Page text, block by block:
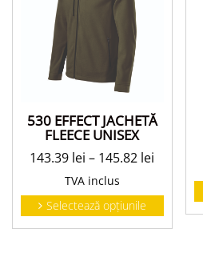
530 EFFECT JACHETĂ
FLEECE UNISEX
143.39 lei – 145.82 lei
TVA inclus
Selectează opțiunile